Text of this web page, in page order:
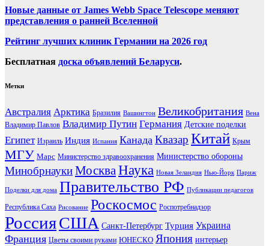
Новые данные от James Webb Space Telescope меняют
представления о ранней Вселенной
Рейтинг лучших клиник Германии на 2026 год
Бесплатная доска объявлений Беларуси.
Метки
Австралия Арктика Бразилия Вашингтон Великобритания Вена
Владимир Павлов Владимир Путин Германия Детские поделки
Египет Израиль Индия Испания Канада Квазар Китай Крым
МГУ Марс Министерство здравоохранения Министерство обороны
МинобрнаукиМоскваНаука Новая Зеландия Нью-Йорк Париж
Поделки для дома Правительство РФ Публикации педагогов
Республика Саха Рисование Роскосмос Роспотребнадзор
РоссияСША Санкт-Петербург Турция Украина
Франция Цветы своими руками ЮНЕСКО Япония интерьер